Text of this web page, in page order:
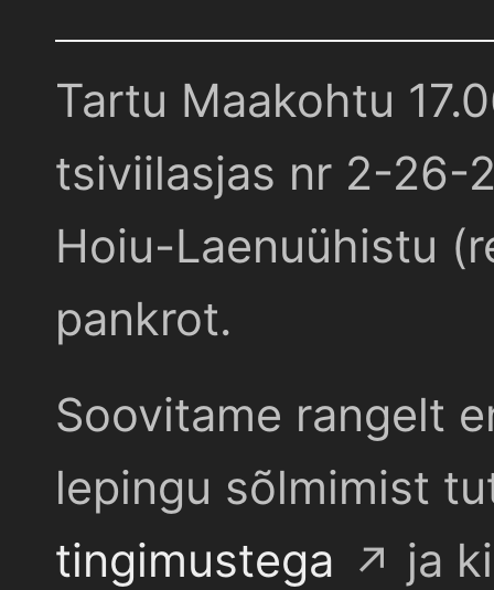
Tartu Maakohtu
tsiviilasjas nr 2-26-
Hoiu-Laenuühistu
pankrot.
Soovitame rangelt
lepingu sõlmimist
tingimustega
ja